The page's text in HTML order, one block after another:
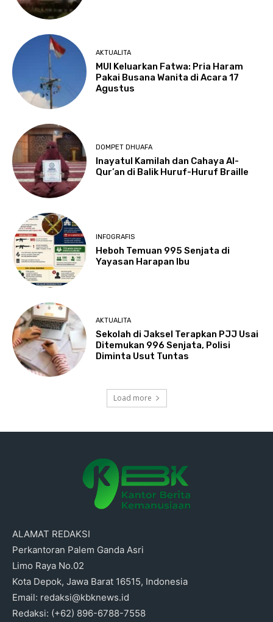
AKTUALITA
MUI Keluarkan Fatwa: Pria Haram
Pakai Busana Wanita di Acara 17
Agustus
DOMPET DHUAFA
Inayatul Kamilah dan Cahaya Al-
Qur’an di Balik Huruf-Huruf Braille
INFOGRAFIS
Heboh Temuan 995 Senjata di
Yayasan Harapan Ibu
AKTUALITA
Sekolah di Jaksel Terapkan PJJ Usai
Ditemukan 996 Senjata, Polisi
Diminta Usut Tuntas
Load more
ALAMAT REDAKSI
Perkantoran Palem Ganda Asri
Limo Raya No.02
Kota Depok, Jawa Barat 16515, Indonesia
Email: redaksi@kbknews.id
Redaksi: (+62) 896-6788-7558